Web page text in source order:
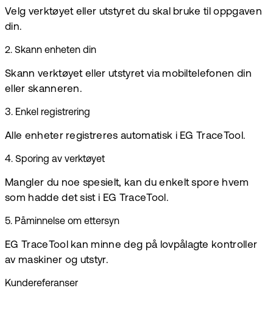
Velg verktøyet eller utstyret du skal bruke til oppgaven
din.
2. Skann enheten din
Skann verktøyet eller utstyret via mobiltelefonen din
eller skanneren.
3. Enkel registrering
Alle enheter registreres automatisk i EG TraceTool.
4. Sporing av verktøyet
Mangler du noe spesielt, kan du enkelt spore hvem
som hadde det sist i EG TraceTool.
5. Påminnelse om ettersyn
EG TraceTool kan minne deg på lovpålagte kontroller
av maskiner og utstyr.
Kundereferanser